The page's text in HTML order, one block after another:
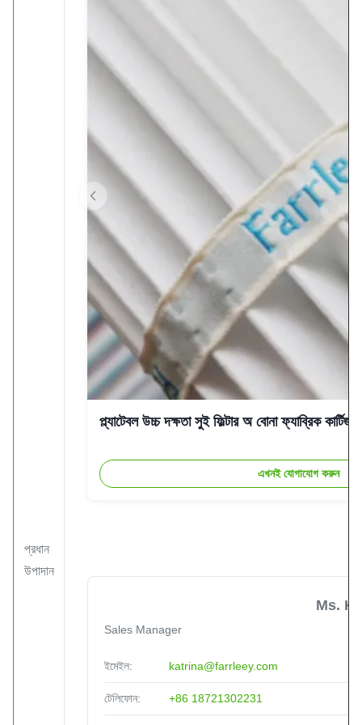
প্রধান
উপাদান
২ তারকা
Charlotte
United Kingdom
Great product
J Jessica
Canada Jun 17.2025
Reliable performance
A Ava
Australia Jan 3.2025
trusted partner
প্ল্যাটেবল উচ্চ দক্ষতা সুই ফিল্টার অ বোনা ফ্যাব্রিক কার্টিজ
এখনই যোগাযোগ করুন
Ms.
Sales Manager
ইমেইল: katrina@farrleey.com
টেলিফোন: +86 18721302231